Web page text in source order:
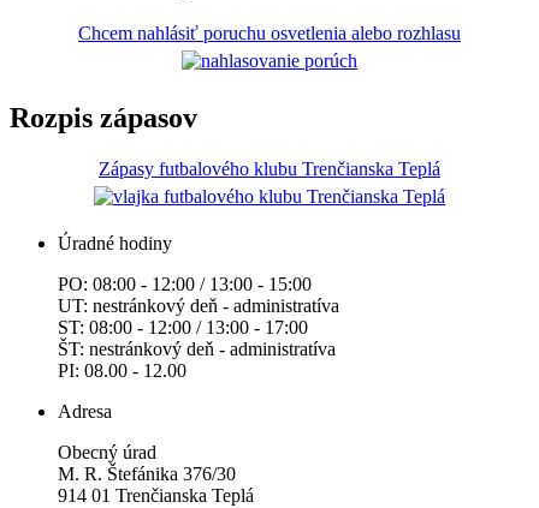
Chcem nahlásiť poruchu osvetlenia alebo rozhlasu
Rozpis zápasov
Zápasy futbalového klubu Trenčianska Teplá
Úradné hodiny
PO: 08:00 - 12:00 / 13:00 - 15:00
UT: nestránkový deň - administratíva
ST: 08:00 - 12:00 / 13:00 - 17:00
ŠT: nestránkový deň - administratíva
PI: 08.00 - 12.00
Adresa
Obecný úrad
M. R. Štefánika 376/30
914 01 Trenčianska Teplá